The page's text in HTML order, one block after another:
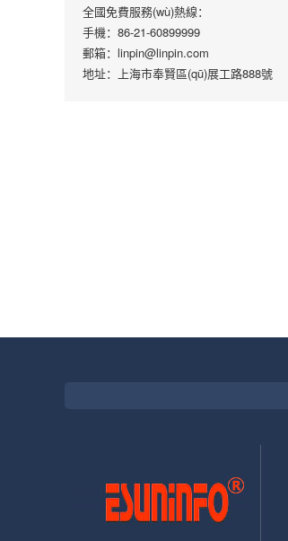
全國免費服務(wù)熱線：
手機：86-21-60899999
郵箱：linpin@linpin.com
地址：上海市奉賢區(qū)展工路888號